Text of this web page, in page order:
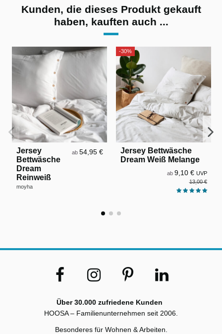
Kunden, die dieses Produkt gekauft
haben, kauften auch ...
Jersey
Bettwäsche
Dream
Reinweiß
moyha
ab 54,95 €
-30%
Jersey Bettwäsche
Dream Weiß Melange
ab 9,10 € UVP
13,00 €
Über 30.000 zufriedene Kunden
HOOSA – Familienunternehmen seit 2006.
Besonderes für Wohnen & Arbeiten.